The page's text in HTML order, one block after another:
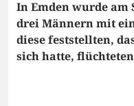
In Emden wurde am
drei Männern mit
diese feststellten,
sich hatte,